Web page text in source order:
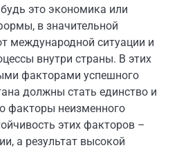
это экономика или
в значительной
международной ситуации и
внутри страны. В этих
факторами успешного
должны стать единство и
факторы неизменного
этих факторов –
а результат высокой